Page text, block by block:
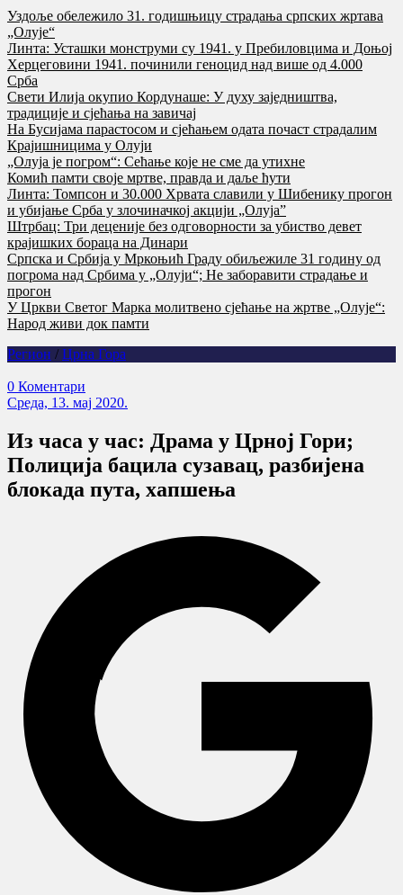
Уздоље обележило 31. годишњицу страдања српских жртава
„Олује“
Линта: Усташки монструми су 1941. у Пребиловцима и Доњој
Херцеговини 1941. починили геноцид над више од 4.000
Срба
Свети Илија окупио Кордунаше: У духу заједништва,
традиције и сјећања на завичај
На Бусијама парастосом и сјећањем одата почаст страдалим
Крајишницима у Олуји
„Олуја је погром“: Сећање које не сме да утихне
Комић памти своје мртве, правда и даље ћути
Линта: Томпсон и 30.000 Хрвата славили у Шибенику прогон
и убијање Срба у злочиначкој акцији „Олуја”
Штрбац: Три деценије без одговорности за убиство девет
крајишких бораца на Динари
Српска и Србија у Мркоњић Граду обиљежиле 31 годину од
погрома над Србима у „Олуји“; Не заборавити страдање и
прогон
У Цркви Светог Марка молитвено сјећање на жртве „Олује“:
Народ живи док памти
Регион / Црна Гора
0 Коментари
Cреда, 13. мај 2020.
Из часа у час: Драма у Црној Гори;
Полиција бацила сузавац, разбијена
блокада пута, хапшења